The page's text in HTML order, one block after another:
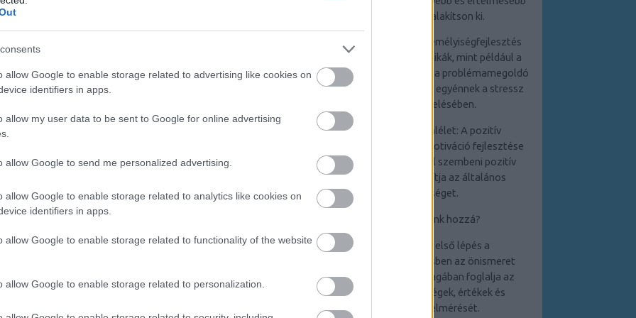
allow Google to enable storage related to advertising like cookies on
identifiers in apps.
allow my user data to be sent to Google for online advertising
allow Google to send me personalized advertising.
allow Google to enable storage related to analytics like cookies on
identifiers in apps.
allow Google to enable storage related to functionality of the website
allow Google to enable storage related to personalization.
vannak.
tárolni, a gumik öregedésének megelőzése
javasolt. A felnin
hogy a gumiban lévő légnyomást 1,0 bar-ra
a szakszerűen elrakott gumik, oldószerekkel,
szigorúan tilos érintkezniük. A nyári gumik
legyen száraz és hűvös.
0
BEJEGYZÉSEK:
kapcsolatokat alakítson ki.
4. Stresszkezelés: A személyiségfejlesztés
során elsajátított technikák, mint például a
relaxációs módszerek és a problémamegoldó
készségek, segítenek az egyénnek a stressz
hatékony kezelésében.
5. Pozitív életszemlélet: A pozitív
gondolkodás és az önmotiváció fejlesztése
elősegíti a kihívásokkal szembeni pozitív
hozzáállást, ami javítja az általános
életminőséget.
Hogyan kezdjünk hozzá?
1. Önismeret: Az első lépés a
személyiségfejlesztésben az önismeret
elmélyítése, amely
magában foglalja az
erősségek,
gyengeségek, értékek és
célkitűzések felmérését.